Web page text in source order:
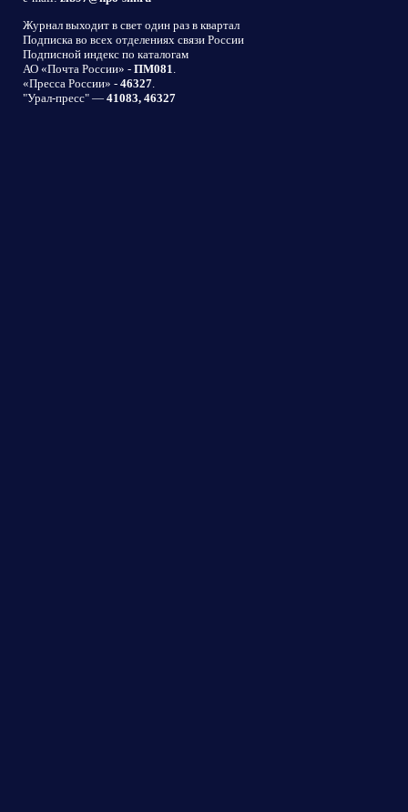
Журнал выходит в свет один раз в квартал
Подписка во всех отделениях связи России
Подписной индекс по каталогам
АО «Почта России» - ПМ081
«Пресса России» - 46327
"Урал-пресс" — 41083, 46327